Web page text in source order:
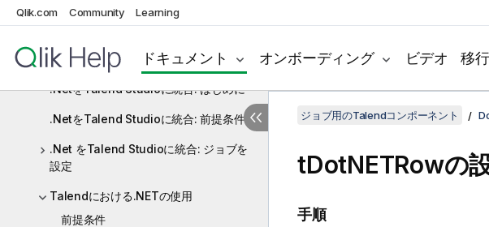
Qlik.com Community Learning
ドキュメント オンボーディング ビデオ 移
DotNET
DotNETのシナリオ
.NetをTalend Studioに統合: はじめに
.NetをTalend Studioに統合: 前提条件
.Net をTalend Studioに統合: ジョブを
設定
Talendにおける.NETの使用
前提条件
ジョブ用のTalendコンポーネント
tDotNETRowの
手順